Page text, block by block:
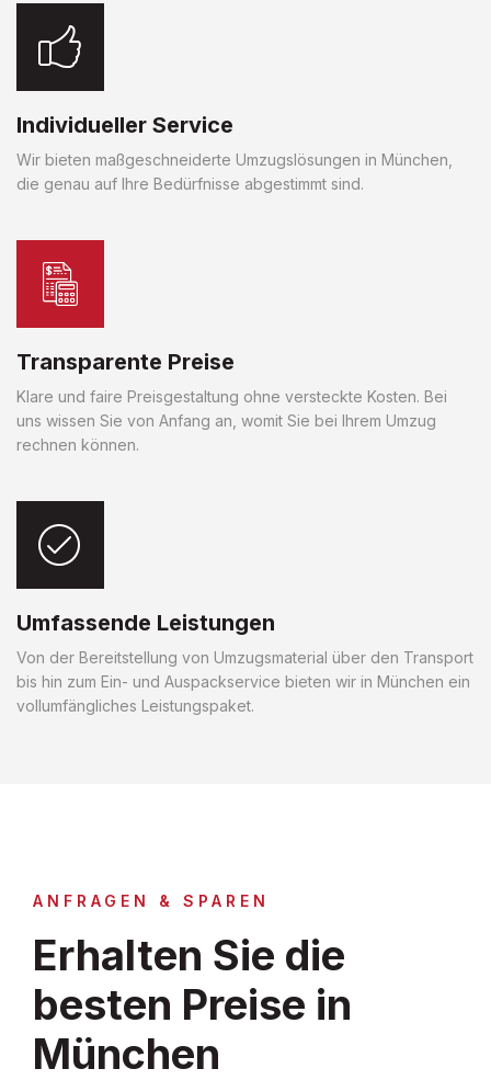
Individueller Service
Wir bieten maßgeschneiderte Umzugslösungen in München,
die genau auf Ihre Bedürfnisse abgestimmt sind.
Transparente Preise
Klare und faire Preisgestaltung ohne versteckte Kosten. Bei
uns wissen Sie von Anfang an, womit Sie bei Ihrem Umzug
rechnen können.
Umfassende Leistungen
Von der Bereitstellung von Umzugsmaterial über den Transport
bis hin zum Ein- und Auspackservice bieten wir in München ein
vollumfängliches Leistungspaket.
ANFRAGEN & SPAREN
Erhalten Sie die
besten Preise in
München